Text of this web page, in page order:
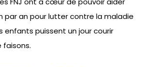
par an pour lutter contre la maladie
enfants puissent un jour courir
faisons.